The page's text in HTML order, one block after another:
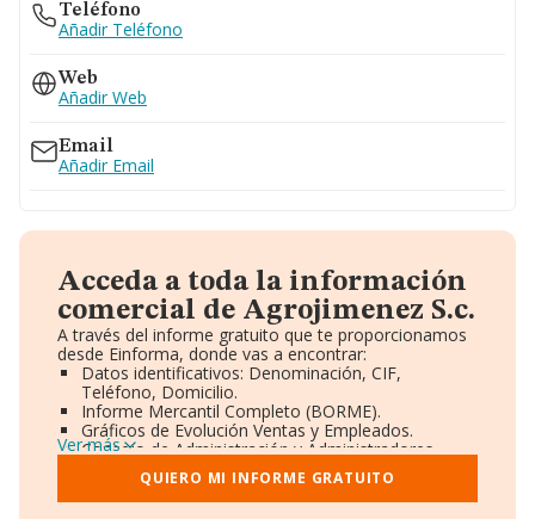
Teléfono
Añadir Teléfono
Web
Añadir Web
Email
Añadir Email
Acceda a toda la información
comercial de Agrojimenez S.c.
A través del informe gratuito que te proporcionamos
desde Einforma, donde vas a encontrar:
Datos identificativos: Denominación, CIF,
Teléfono, Domicilio.
Informe Mercantil Completo (BORME).
Gráficos de Evolución Ventas y Empleados.
Consejo de Administración y Administradores.
Directivos y Ejecutivos.
Accionistas.
Participaciones y Vinculaciones en otras empresas.
Ver más
QUIERO MI INFORME GRATUITO